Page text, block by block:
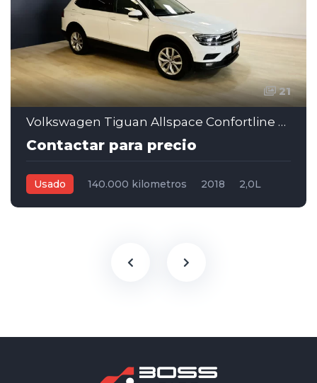
21
Volkswagen Tiguan Allspace Confortline DSG 2.0 Nafta – 2018
Contactar para precio
Usado 140.000 kilometros 2018
2,0L